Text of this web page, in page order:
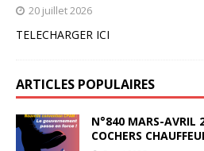
20 juillet 2026
TELECHARGER ICI
ARTICLES POPULAIRES
N°840 MARS-AVRIL
COCHERS